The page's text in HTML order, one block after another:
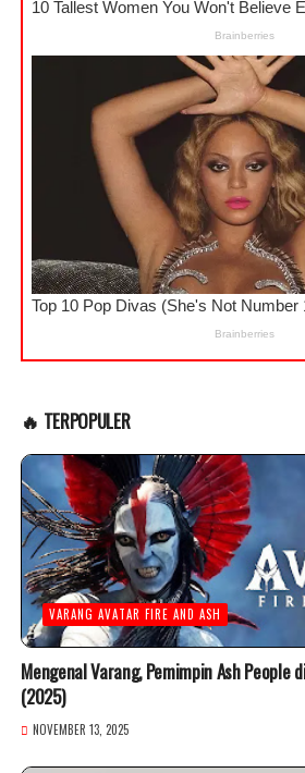
🔥 TERPOPULER
VARANG AVATAR FIRE AND ASH
Mengenal Varang, Pemimpin Ash People
(2025)
NOVEMBER 13, 2025